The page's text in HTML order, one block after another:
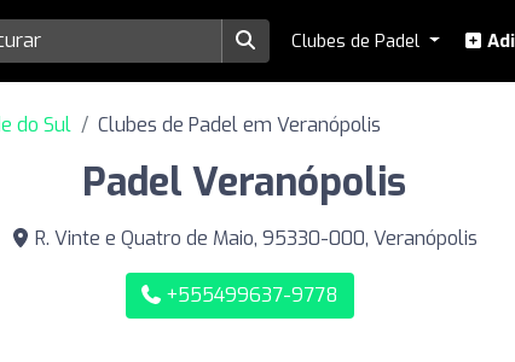
Clubes de Padel
do Sul Clubes de Padel em Veranópolis
Padel Veranópolis
R. Vinte e Quatro de Maio, 95330-000, Veranópolis
+555499637-9778